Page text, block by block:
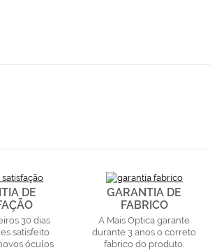
DE
30 dias
satisfeito
óculos
GARANTIA DE
FABRICO
A Mais Optica garante
durante 3 anos o correto
fabrico do produto.